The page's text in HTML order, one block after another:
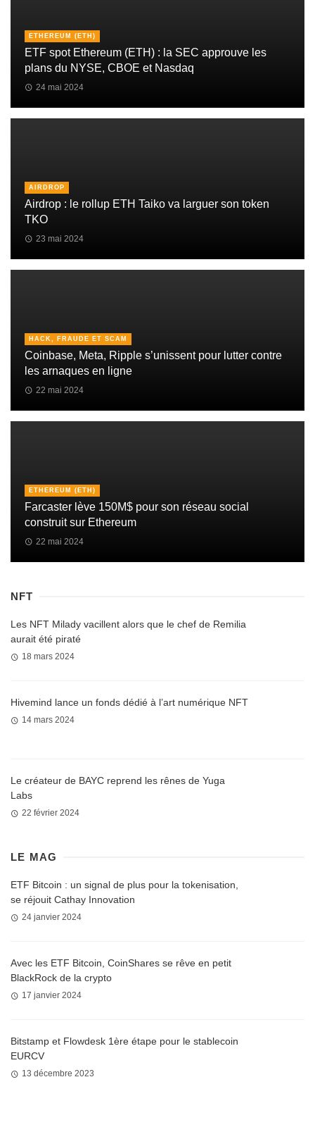
ETHEREUM (ETH)
ETF spot Ethereum (ETH) : la SEC approuve les
plans du NYSE, CBOE et Nasdaq
24 mai 2024
AIRDROP
Airdrop : le rollup ETH Taiko va larguer son token
TKO
23 mai 2024
HACK, FRAUDE ET SCAM
Coinbase, Meta, Ripple s’unissent pour lutter contre
les arnaques en ligne
22 mai 2024
ETHEREUM (ETH)
Farcaster lève 150M$ pour son réseau social
construit sur Ethereum
22 mai 2024
NFT
Les NFT Milady vacillent alors que le chef de Remilia
aurait été piraté
18 mars 2024
Hivemind lance un fonds dédié à l’art numérique NFT
14 mars 2024
Le créateur de BAYC reprend les rênes de Yuga
Labs
22 février 2024
LE MAG
ETF Bitcoin : un signal de plus pour la tokenisation,
se réjouit Cathay Innovation
24 janvier 2024
Avec les ETF Bitcoin, CoinShares se rêve en petit
BlackRock de la crypto
17 janvier 2024
Bitstamp et Flowdesk 1ère étape pour le stablecoin
EURCV
13 décembre 2023